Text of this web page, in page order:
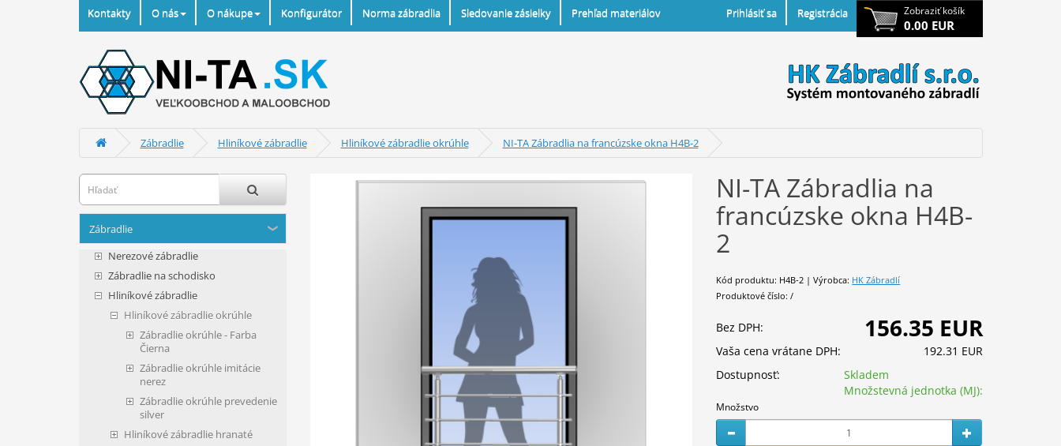
Zobraziť košík
0.00 EUR
Kontakty O nás O nákupe Konfigurátor Norma zábradlia Sledovanie zásielky Prehľad materiálov Prihlásiť sa Registrácia
Zábradlie Hliníkové zábradlie Hliníkové zábradlie okrúhle NI-TA Zábradlia na francúzske okna H4B-2
Zábradlie
Nerezové zábradlie
Zábradlie na schodisko
Hliníkové zábradlie
Hliníkové zábradlie okrúhle
Zábradlie okrúhle - Farba
Čierna
Zábradlie okrúhle imitácie
nerez
Zábradlie okrúhle prevedenie
silver
Hliníkové zábradlie hranaté
NI-TA Zábradlia na
francúzske okna H4B-
2
Kód produktu: H4B-2 | Výrobca: HK Zábradlí
Produktové číslo: /
Bez DPH: 156.35 EUR
Vaša cena vrátane DPH:
192.31 EUR
Dostupnosť:
Skladem
Množstevná jednotka (MJ):
Množstvo